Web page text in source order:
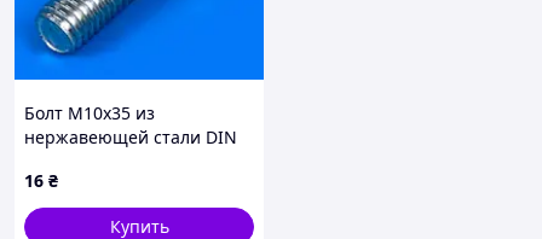
Болт M10х35 из
нержавеющей стали DIN
16 ₴
Купить